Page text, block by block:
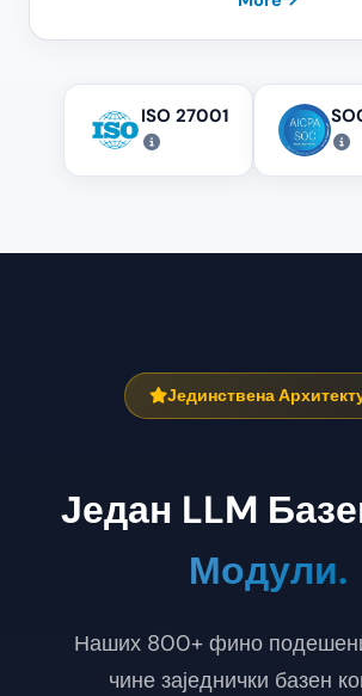
ISO 27001
Јединствена
Један LLM
Модули.
Наших 800+ фино
чине заједнички базен